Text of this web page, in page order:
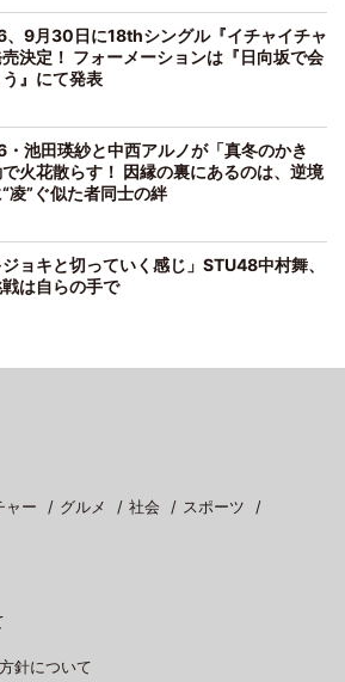
、9月30日に18thシングル『イチャイチャ
決定！ フォーメーションは『日向坂で会
』にて発表
・池田瑛紗と中西アルノが「真冬のかき
火花散らす！ 因縁の裏にあるのは、逆境
凌”ぐ似た者同士の絆
ジョキと切っていく感じ」STU48中村舞、
は自らの手で
ャー グルメ 社会
スポーツ
針について